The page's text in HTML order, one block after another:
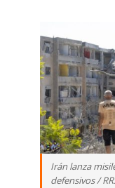
Irán lanza
defensivos /